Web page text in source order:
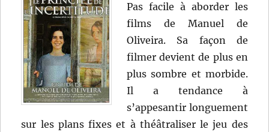
Pas facile à aborder les
films de Manuel de
Oliveira. Sa façon de
filmer devient de plus en
plus sombre et morbide.
Il a tendance à
s’appesantir longuement
sur les plans fixes et à théâtraliser le jeu des